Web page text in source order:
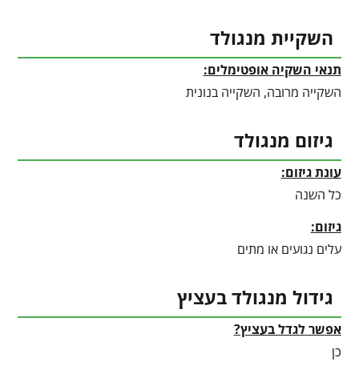
השקיית מנגולד
תנאי השקיה אופטימלים:
השקייה מרובה, השקייה בנונית
גיזום מנגולד
עונת גיזום:
כל השנה
גיזום:
עלים נגועים או מתים
גידול מנגולד בעציץ
אפשר לגדל בעציץ?
כן